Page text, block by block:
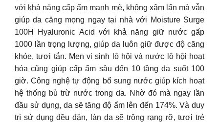
với khả năng cấp ẩm mạnh mẽ, không xâm lấn mà vẫn
giúp da căng mọng ngay tại nhà với Moisture Surge
100H Hyaluronic Acid với khả năng giữ nước gấp
1000 lần trọng lượng, giúp da luôn giữ được độ căng
khỏe, tươi tắn. Men vi sinh lô hội và nước lô hội hoạt
hóa cũng giúp cấp ẩm sâu đến 10 tầng da suốt 100
giờ. Công nghệ tự động bổ sung nước giúp kích hoạt
hệ thống bù trừ nước trong da. Nhờ đó mà ngay lần
đầu sử dụng, da sẽ tăng độ ẩm lên đến 174%. Và duy
trì sử dụng đều đặn, làn da sẽ trông rạng rỡ, tươi trẻ